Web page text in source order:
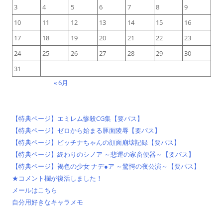
3
4 5 6 7 8
9
10
11 12 13 14 15
16
17
18 19 20 21 22
23
24
25 26 27 28 29
30
31
« 6月
【特典ページ】エミレム惨殺CG集【要パス】
【特典ページ】ゼロから始まる豚面陵辱【要パス】
【特典ページ】ビッチナちゃんの顔面崩壊記録【要パス】
【特典ページ】終わりのシノア ～悲運の家畜便器～【要パス】
【特典ページ】褐色の少女 ナデ●ア ～驚愕の夜公演～【要パス】
★コメント欄が復活しました！
メールはこちら
自分用好きなキャラメモ